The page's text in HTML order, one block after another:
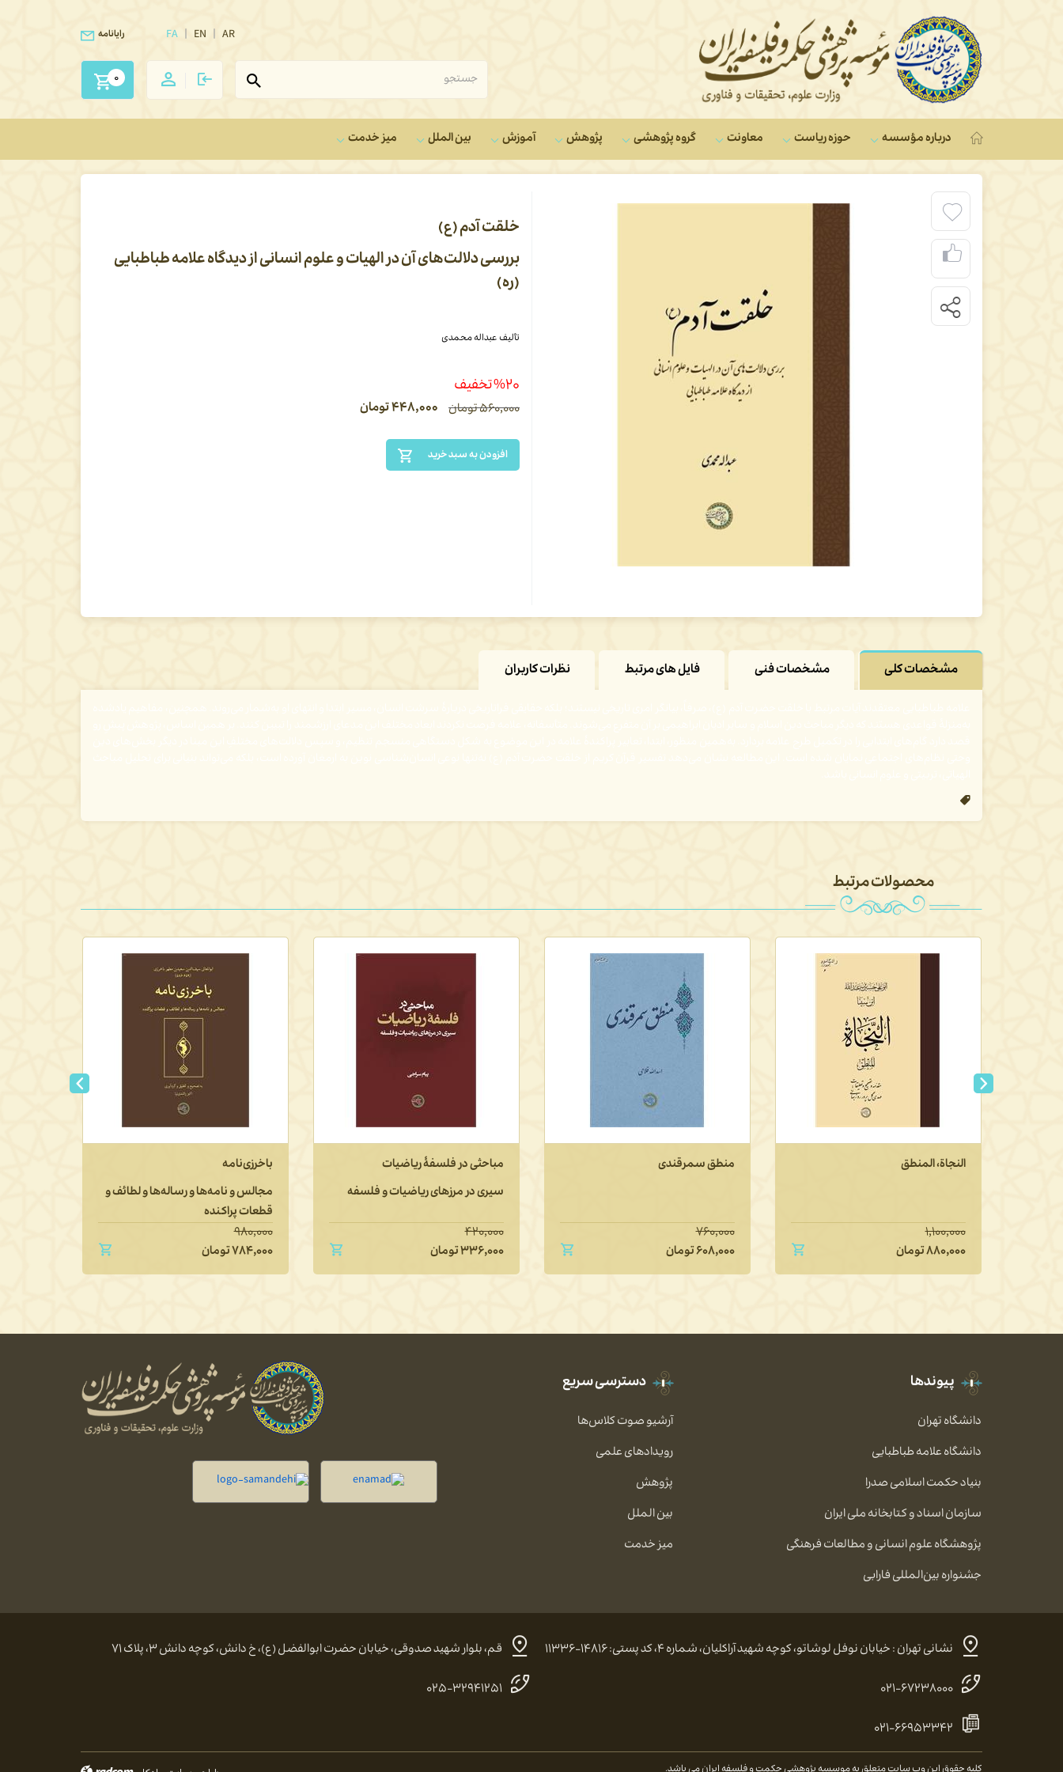
FA EN AR رایانامه
0
درباره مؤسسه حوزه ریاست معاونت‌ گروه‌ پژوهشی پژوهش آموزش بین الملل میز خدمت
خلقت آدم (ع)
بررسی دلالت‌های آن در الهیات و علوم انسانی از دیدگاه علامه طباطبایی
(ره)
تألیف عبداله محمدی
۵۶۰,۰۰۰تومان ۴۴۸,۰۰۰تومان
%۲۰ تخفیف
افزودن به سبد خرید
مشخصات کلی مشخصات فنی فایل های مرتبط نظرات کاربران
محصولات مرتبط
النجاة، المنطق
۱,۱۰۰,۰۰۰
۸۸۰,۰۰۰تومان
منطق سمرقندی
۷۶۰,۰۰۰
۶۰۸,۰۰۰تومان
مباحثی در فلسفۀ ریاضیات
سیری در مرزهای ریاضیات و فلسفه
۴۲۰,۰۰۰
۳۳۶,۰۰۰تومان
باخرزی‌نامه
مجالس و نامه‌ها و رساله‌ها و لطائف و
قطعات پراکنده
۹۸۰,۰۰۰
۷۸۴,۰۰۰تومان
پیوندها
دانشگاه تهران
دانشگاه علامه طباطبایی
بنیاد حکمت اسلامی صدرا
سازمان اسناد و کتابخانه ملی ایران
پژوهشگاه علوم انسانی و مطالعات فرهنگی
جشنواره بین‌المللی فارابی
دسترسی سریع
آرشیو صوت کلاس‌ها
رویدادهای علمی
پژوهش
بین الملل
میز خدمت
نشانی تهران : خیابان نوفل لوشاتو، کوچه شهید آراکلیان، شماره ۴، کد پستی: ۱۴۸۱۶-۱۱۳۳۶
۰۲۱-۶۷۲۳۸۰۰۰
۰۲۱-۶۶۹۵۳۳۴۲
قم، بلوار شهید صدوقی، خیابان حضرت ابوالفضل (ع)، خ دانش، کوچه دانش ۳، پلاک ۷۱
۰۲۵-۳۲۹۴۱۲۵۱